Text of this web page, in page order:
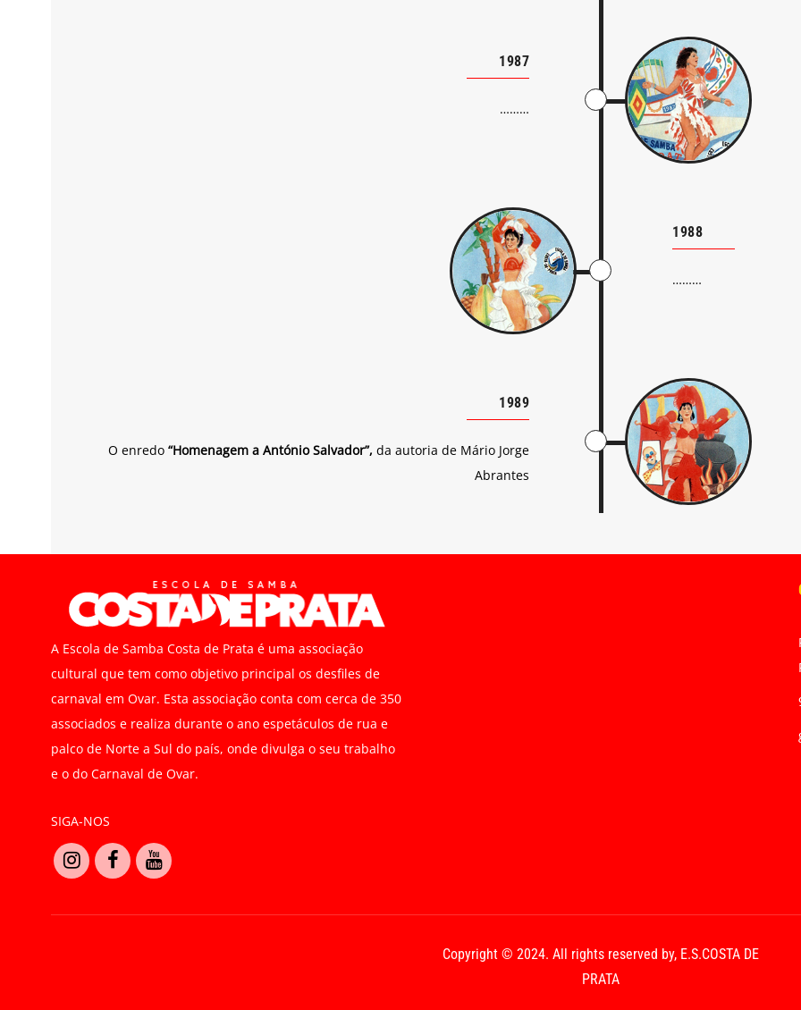
1987
………
1988
………
1989
O enredo “Homenagem a António Salvador”, da autoria de Mário Jorge
Abrantes
A Escola de Samba Costa de Prata é uma associação
cultural que tem como objetivo principal os desfiles de
carnaval em Ovar. Esta associação conta com cerca de 350
associados e realiza durante o ano espetáculos de rua e
palco de Norte a Sul do país, onde divulga o seu trabalho
e o do Carnaval de Ovar.
SIGA-NOS
Copyright © 2024. All rights reserved by, E.S.COSTA DE
PRATA